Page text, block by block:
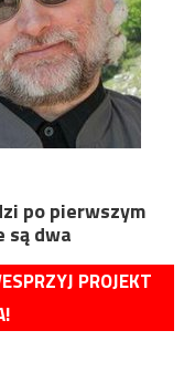
po pierwszym
są dwa
PROJEKT